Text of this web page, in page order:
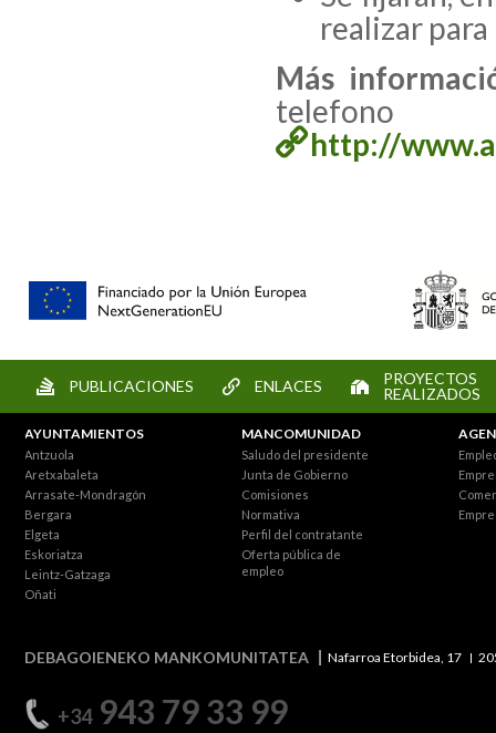
realizar
Más
http://
PUBLICACIONES ENLACES
PROYECTOS
REALIZADOS
AYUNTAMIENTOS
Antzuola
Aretxabaleta
Arrasate-Mondragón
Bergara
Elgeta
Eskoriatza
Leintz-Gatzaga
Oñati
MANCOMUNIDAD
Saludo del presidente
Junta de Gobierno
Comisiones
Normativa
Perfil del contratante
Oferta pública de
empleo
DEBAGOIENEKO MANKOMUNITATEA Nafarroa Etorbidea, 17
+34943 79 33 99